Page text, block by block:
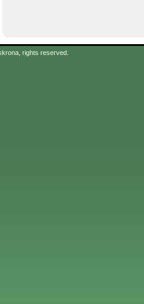
rights reserved.